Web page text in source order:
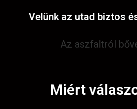
Velünk az utad biztos
Az aszfaltról
Miért